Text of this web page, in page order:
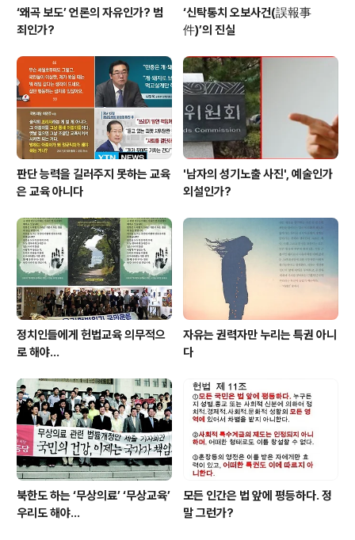
‘왜곡 보도’ 언론의 자유인가? 범
죄인가?
‘신탁통치 오보사건(誤報事
件)’의 진실
판단 능력을 길러주지 못하는 교육
은 교육 아니다
'남자의 성기노출 사진', 예술인가
외설인가?
정치인들에게 헌법교육 의무적으
로 해야…
자유는 권력자만 누리는 특권 아니
다
북한도 하는 ‘무상의료’ ‘무상교육’
우리도 해야...
모든 인간은 법 앞에 평등하다. 정
말 그런가?